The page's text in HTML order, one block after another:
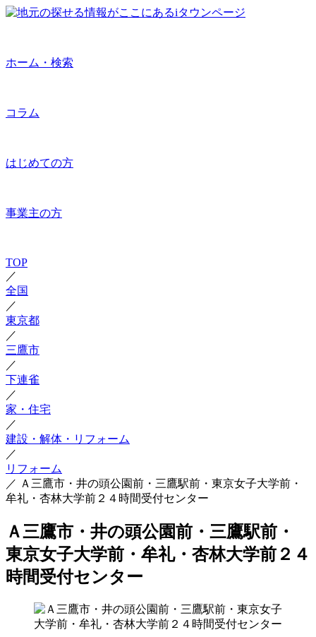
ホーム・検索
コラム
はじめての方
事業主の方
TOP
／
全国
／
東京都
／
三鷹市
／
下連雀
／
家・住宅
／
建設・解体・リフォーム
／
リフォーム
／ Ａ三鷹市・井の頭公園前・三鷹駅前・東京女子大学前・
牟礼・杏林大学前２４時間受付センター
Ａ三鷹市・井の頭公園前・三鷹駅前・
東京女子大学前・牟礼・杏林大学前２４
時間受付センター